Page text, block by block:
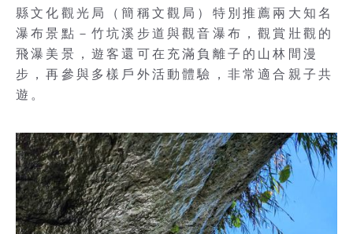
縣文化觀光局（簡稱文觀局）特別推薦兩大知名
瀑布景點－竹坑溪步道與觀音瀑布，觀賞壯觀的
飛瀑美景，遊客還可在充滿負離子的山林間漫
步，再參與多樣戶外活動體驗，非常適合親子共
遊。